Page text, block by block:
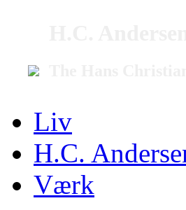
Liv
H.C.
Værk